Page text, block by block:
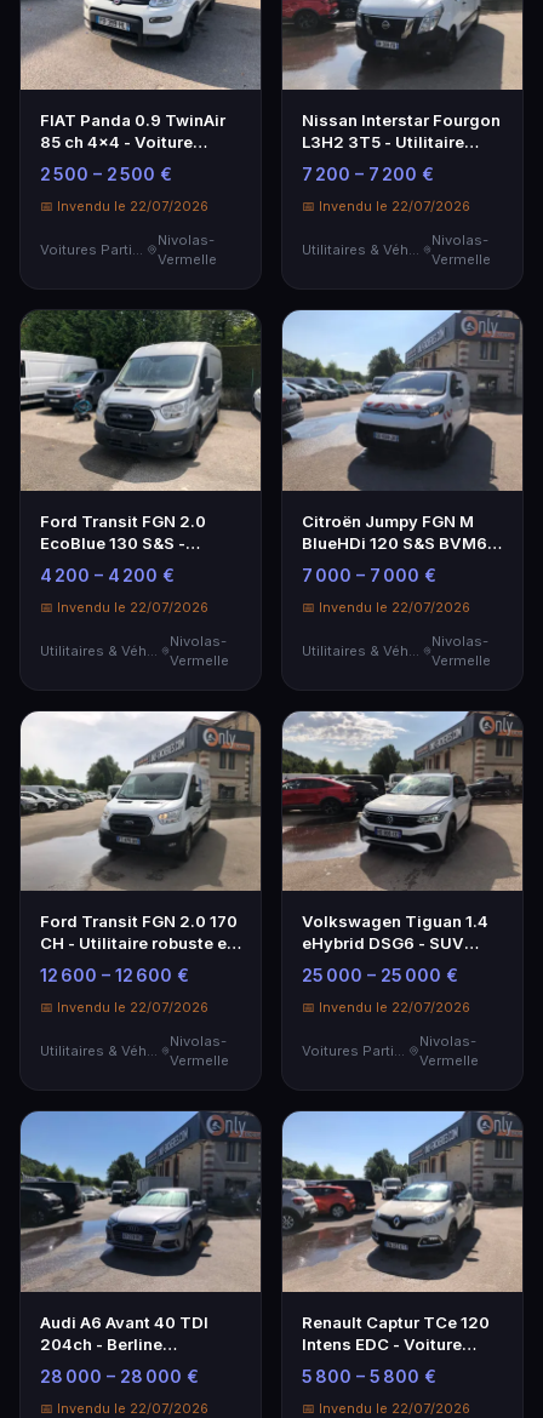
FIAT Panda 0.9 TwinAir
85 ch 4x4 - Voiture
Particulière
2 500 – 2 500 €
📅 Invendu le 22/07/2026
Voitures Particulières
Nivolas-
Vermelle
Nissan Interstar Fourgon
L3H2 3T5 - Utilitaire
Spacieux
7 200 – 7 200 €
📅 Invendu le 22/07/2026
Utilitaires & Véhicules de Société
Nivolas-
Vermelle
Ford Transit FGN 2.0
EcoBlue 130 S&S -
Utilitaire performant
4 200 – 4 200 €
📅 Invendu le 22/07/2026
Nivolas-
Vermelle
Citroën Jumpy FGN M
BlueHDi 120 S&S BVM6
Driver - Utilitaire
7 000 – 7 000 €
📅 Invendu le 22/07/2026
Nivolas-
Vermelle
Ford Transit FGN 2.0 170
CH - Utilitaire robuste et
spacieux
12 600 – 12 600 €
📅 Invendu le 22/07/2026
Utilitaires & Véhicules de Société
Nivolas-
Vermelle
Volkswagen Tiguan 1.4
eHybrid DSG6 - SUV
hybride élégant
25 000 – 25 000 €
📅 Invendu le 22/07/2026
Voitures Particulières
Nivolas-
Vermelle
Audi A6 Avant 40 TDI
204ch - Berline
Spacieuse et
Performante
28 000 – 28 000 €
📅 Invendu le 22/07/2026
Renault Captur TCe 120
Intens EDC - Voiture
Particulière d'Occasion
5 800 – 5 800 €
📅 Invendu le 22/07/2026